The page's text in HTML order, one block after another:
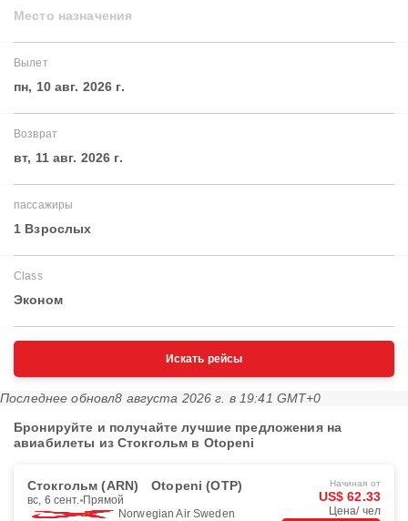
Место назначения
Вылет
пн, 10 авг. 2026 г.
Возврат
вт, 11 авг. 2026 г.
пассажиры
1 Взрослых
Class
Эконом
Искать рейсы
Последнее обновл8 августа 2026 г. в 19:41 GMT+0
Бронируйте и получайте лучшие предложения на
авиабилеты из Стокгольм в Otopeni
Стокгольм (ARN) Otopeni (OTP)
вс, 6 сент. Прямой
Norwegian Air Sweden
Начиная от
US$ 62.33
Цена/ чел